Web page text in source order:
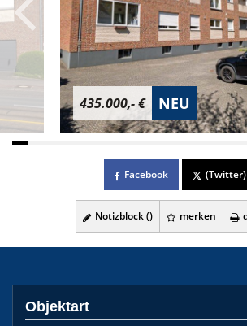
435.000,- € NEU
Facebook (Twitter)
Notizblock () merken
Objektart